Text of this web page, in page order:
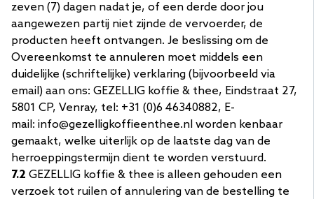
zeven (7) dagen nadat je, of een derde door jou
aangewezen partij niet zijnde de vervoerder, de
producten heeft ontvangen. Je beslissing om de
Overeenkomst te annuleren moet middels een
duidelijke (schriftelijke) verklaring (bijvoorbeeld via
email) aan ons: GEZELLIG koffie & thee, Eindstraat 27,
5801 CP, Venray, tel: +31 (0)6 46340882, E-
mail: info@gezelligkoffieenthee.nl worden kenbaar
gemaakt, welke uiterlijk op de laatste dag van de
herroeppingstermijn dient te worden verstuurd.
7.2 GEZELLIG koffie & thee is alleen gehouden een
verzoek tot ruilen of annulering van de bestelling te